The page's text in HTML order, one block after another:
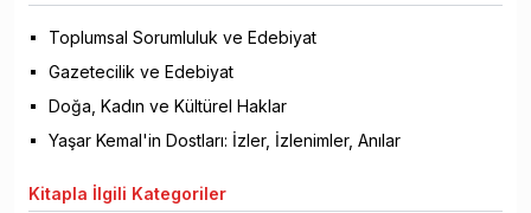
Toplumsal Sorumluluk ve Edebiyat
Gazetecilik ve Edebiyat
Doğa, Kadın ve Kültürel Haklar
Yaşar Kemal'in Dostları: İzler, İzlenimler, Anılar
Kitapla İlgili Kategoriler